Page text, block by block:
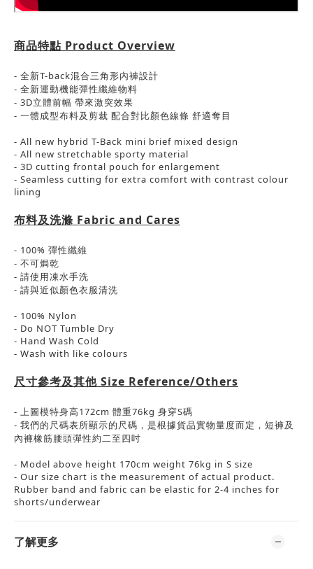
商品特點 Product Overview
- 全新T-back混合三角形內褲設計
- 全新運動機能彈性纖維物料
- 3D立體前幅 帶來激突效果
- 一體成型布料及剪裁 配合對比顏色線條 舒適奪目
- All new hybrid T-Back mini brief mixed design
- All new stretchable sporty material
- 3D cutting frontal pouch for enlargement
- Seamless cutting for extra comfort with contrast colour
lining
布料及洗滌 Fabric and Cares
- 100% 彈性纖維
- 不可焗乾
- 請使用凍水手洗
- 請與近似顏色衣服清洗
- 100% Nylon
- Do NOT Tumble Dry
- Hand Wash Cold
- Wash with like colours
尺寸參考及其他 Size Reference/Others
- 上圖模特身高172cm 體重76kg 身穿S碼
- 我們的尺碼表所顯示的尺碼，是根據貨品實物量度而定，短褲及
內褲橡筋腰頭彈性約二至四吋
- Model above height 170cm weight 76kg in S size
- Our size chart is the measurement of actual product.
Rubber band and fabric can be elastic for 2-4 inches for
shorts/underwear
了解更多